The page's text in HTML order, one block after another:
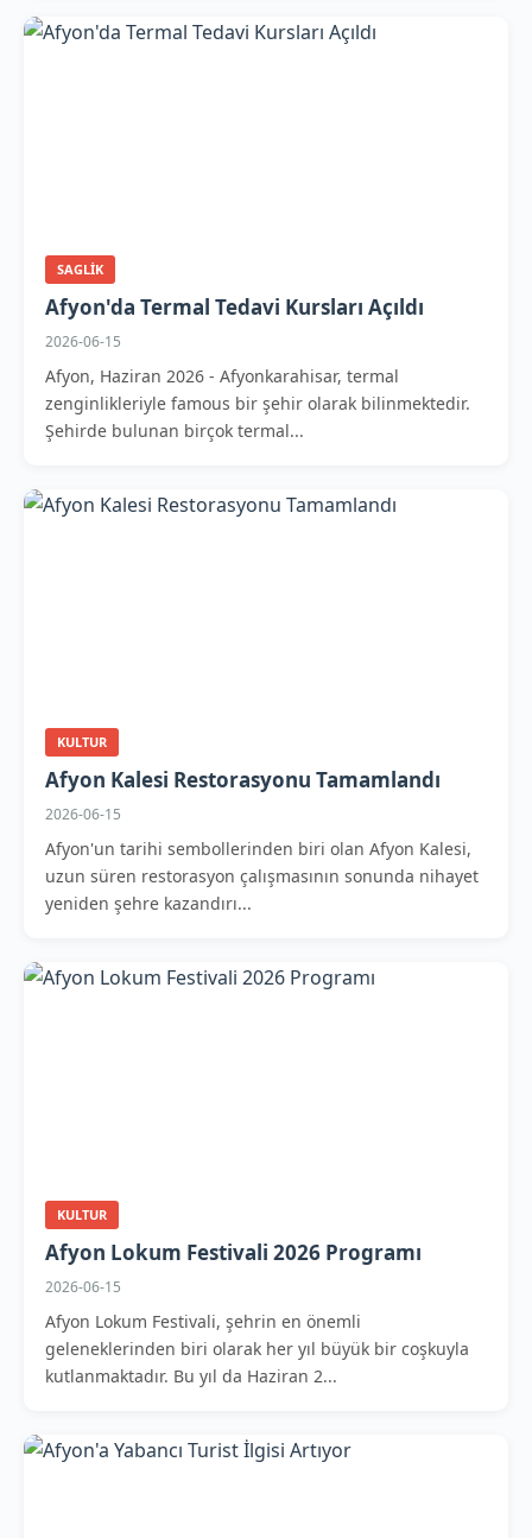
SAGLIK
Afyon'da Termal Tedavi Kursları Açıldı
2026-06-15
Afyon, Haziran 2026 - Afyonkarahisar, termal
zenginlikleriyle famous bir şehir olarak bilinmektedir.
Şehirde bulunan birçok termal...
KULTUR
Afyon Kalesi Restorasyonu Tamamlandı
2026-06-15
Afyon'un tarihi sembollerinden biri olan Afyon Kalesi,
uzun süren restorasyon çalışmasının sonunda nihayet
yeniden şehre kazandırı...
KULTUR
Afyon Lokum Festivali 2026 Programı
2026-06-15
Afyon Lokum Festivali, şehrin en önemli
geleneklerinden biri olarak her yıl büyük bir coşkuyla
kutlanmaktadır. Bu yıl da Haziran 2...